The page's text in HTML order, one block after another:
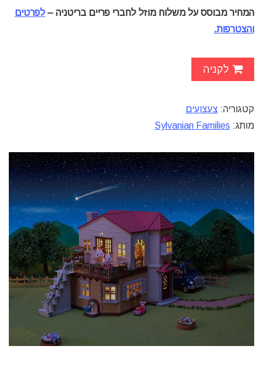
המחיר מבוסס על משלוח מוזל לחברי פריים בריטניה – לפרטים
והצטרפות.
לקניה
קטגוריה: צעצועים
מותג: Sylvanian Families